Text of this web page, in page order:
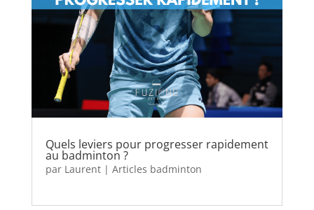
Quels leviers pour progresser rapidement
au badminton ?
par Laurent| Articles badminton